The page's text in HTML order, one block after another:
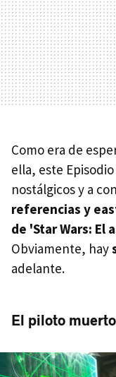
Como era de
ella, este
nostálgicos y a
referencias y
de 'Star Wars: El
Obviamente, hay
adelante.
El piloto muerto